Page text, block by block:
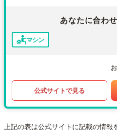
あなたに合わ
マシン
公式サイトで見る
上記の表は公式サイトに記載の情報